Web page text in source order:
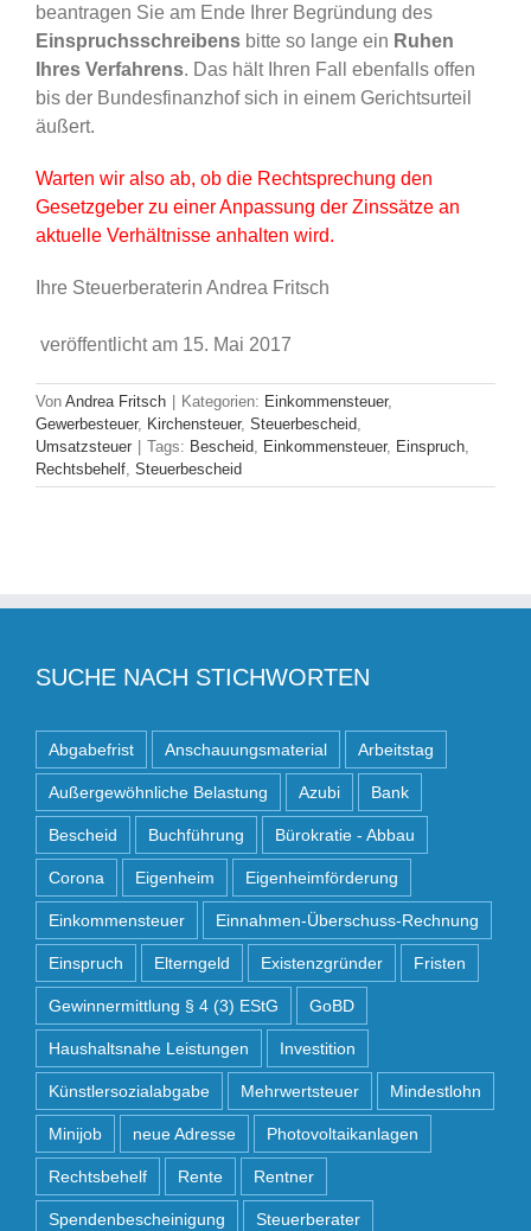
beantragen Sie am Ende Ihrer Begründung des
Einspruchsschreibens bitte so lange ein Ruhen
Ihres Verfahrens. Das hält Ihren Fall ebenfalls offen
bis der Bundesfinanzhof sich in einem Gerichtsurteil
äußert.
Warten wir also ab, ob die Rechtsprechung den
Gesetzgeber zu einer Anpassung der Zinssätze an
aktuelle Verhältnisse anhalten wird.
Ihre Steuerberaterin Andrea Fritsch
veröffentlicht am 15. Mai 2017
Von Andrea Fritsch | Kategorien: Einkommensteuer,
Gewerbesteuer, Kirchensteuer, Steuerbescheid
Umsatzsteuer | Tags: Bescheid Einkommensteuer, Einspruch
Rechtsbehelf Steuerbescheid
SUCHE NACH STICHWORTEN
Abgabefrist Anschauungsmaterial Arbeitstag
Außergewöhnliche Belastung Azubi Bank
Bescheid Buchführung Bürokratie - Abbau
Corona Eigenheim Eigenheimförderung
Einkommensteuer Einnahmen-Überschuss-Rechnung
Einspruch Elterngeld Existenzgründer Fristen
Gewinnermittlung § 4 (3) EStG GoBD
Haushaltsnahe Leistungen Investition
Künstlersozialabgabe Mehrwertsteuer Mindestlohn
Minijob neue Adresse Photovoltaikanlagen
Rechtsbehelf Rente Rentner
Spendenbescheinigung Steuerberater